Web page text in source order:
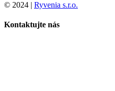
© 2024 | Ryvenia s.r.o.
Kontaktujte nás